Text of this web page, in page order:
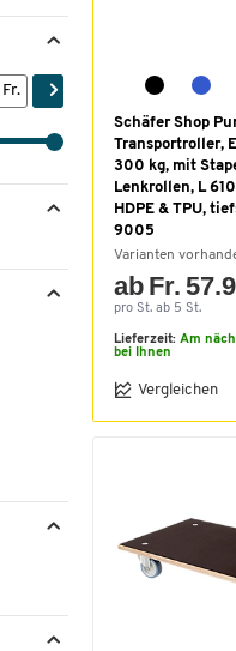
Fr.
Schäfer Shop
Transportroller,
300 kg, mit
Lenkrollen, L
HDPE & TPU,
9005
Varianten
ab Fr.
pro St. ab 5 St.
Lieferzeit: Am
bei Ihnen
Vergleichen